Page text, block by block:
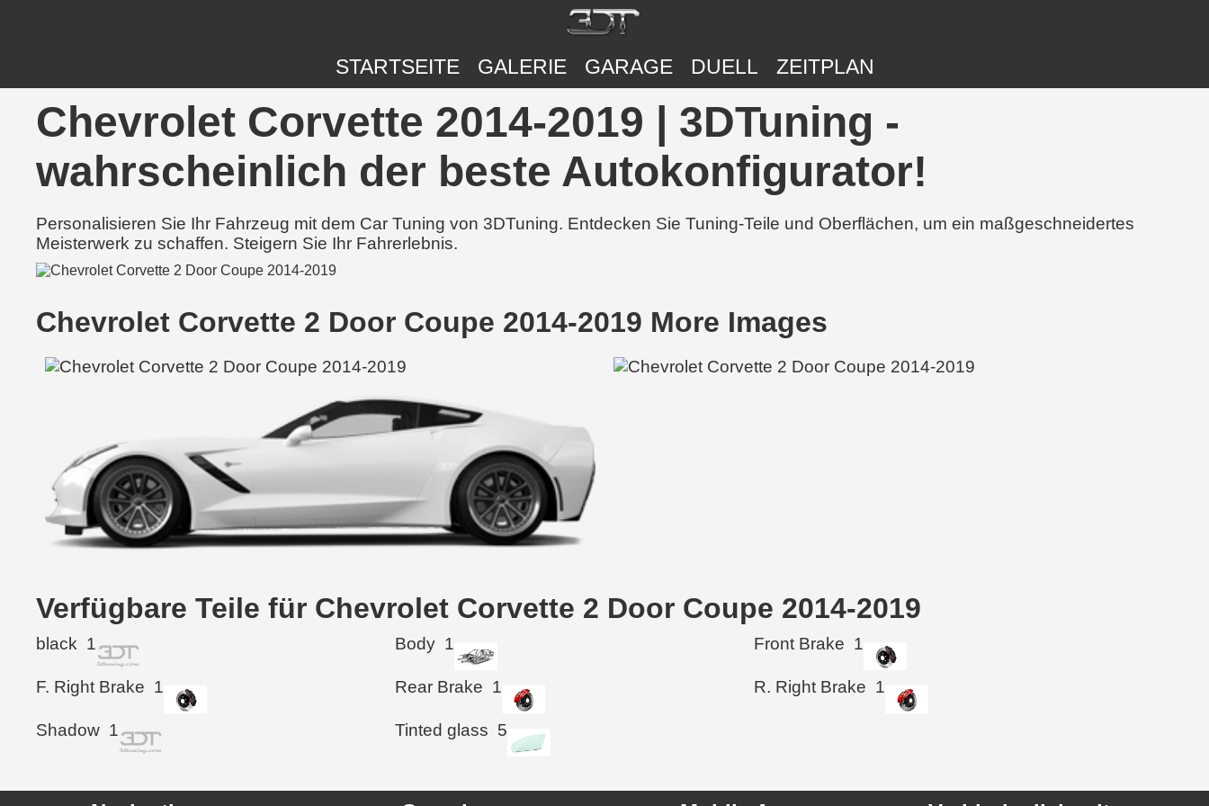
STARTSEITE GALERIE GARAGE DUELL ZEITPLAN
Chevrolet Corvette 2014-2019 | 3DTuning -
wahrscheinlich der beste Autokonfigurator!
Personalisieren Sie Ihr Fahrzeug mit dem Car Tuning von 3DTuning. Entdecken Sie Tuning-Teile und Oberflächen, um ein maßgeschneidertes
Meisterwerk zu schaffen. Steigern Sie Ihr Fahrerlebnis.
Chevrolet Corvette 2 Door Coupe 2014-2019 More Images
Verfügbare Teile für Chevrolet Corvette 2 Door Coupe 2014-2019
black 1 Body 1 Front Brake 1
F. Right Brake 1 Rear Brake 1 R. Right Brake 1
Shadow 1 Tinted glass 5